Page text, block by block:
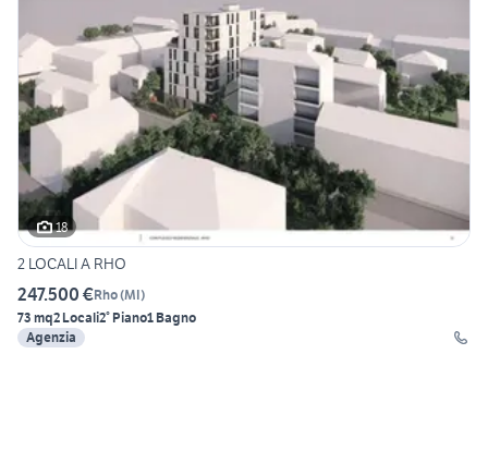
18
2 LOCALI A RHO
247.500 €Rho(MI)
73 mq2 Locali2° Piano1 Bagno
Agenzia